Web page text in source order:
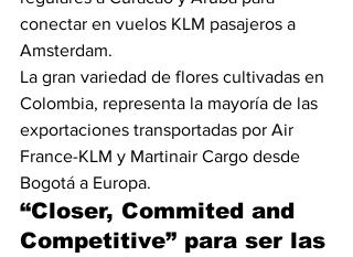
conectar en vuelos KLM pasajeros a
Amsterdam.
La gran variedad de flores cultivadas en
Colombia, representa la mayoría de las
exportaciones transportadas por Air
France-KLM y Martinair Cargo desde
Bogotá a Europa.
“Closer, Commited and
Competitive” para ser las